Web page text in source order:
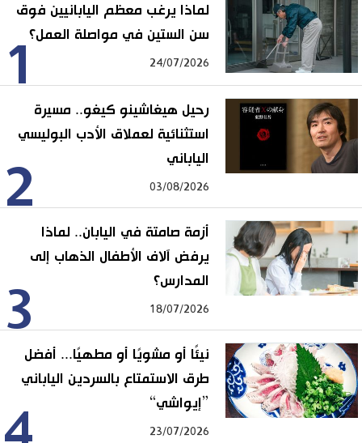
1
لماذا يرغب معظم اليابانيين فوق
سن الستين في مواصلة العمل؟
24/07/2026
2
رحيل هيغاشينو كيغو.. مسيرة
استثنائية لعملاق الأدب البوليسي
الياباني
03/08/2026
3
أزمة صامتة في اليابان.. لماذا
يرفض آلاف الأطفال الذهاب إلى
المدارس؟
18/07/2026
نيئًا أو مشويًا أو مطهيًا... أفضل
طرق الاستمتاع بالسردين الياباني
”إيواشي“
23/07/2026